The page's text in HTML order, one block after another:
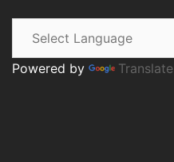
Powered by Translate